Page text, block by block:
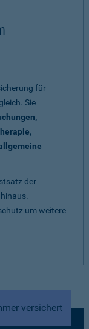
für
Sie
der
um weitere
versichert